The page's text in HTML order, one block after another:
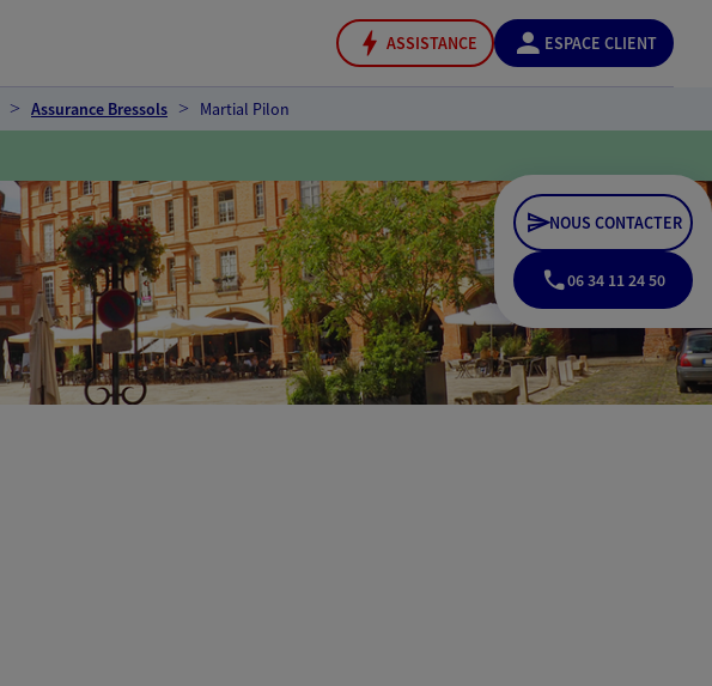
ASSISTANCE ESPACE CLIENT
Assurance Bressols Martial Pilon
NOUS CONTACTER
06 34 11 24 50